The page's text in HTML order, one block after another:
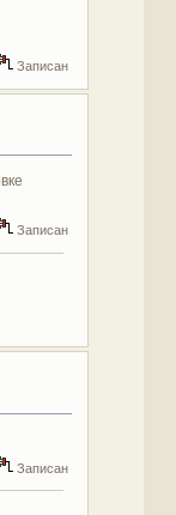
Записан
Записан
Записан